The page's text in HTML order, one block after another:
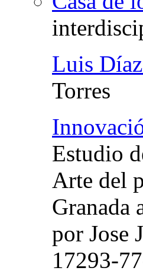
Luis
Torres
Estudio
Arte del
Granada
por Jose
17293-